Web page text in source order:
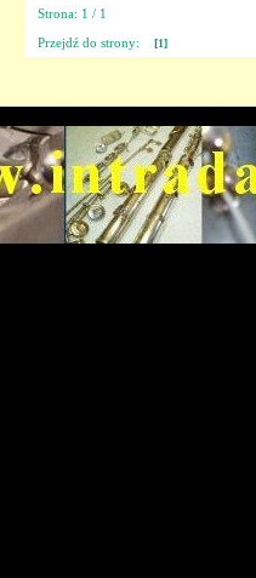
Strona: 1 / 1
Przejdź do strony:
[1]